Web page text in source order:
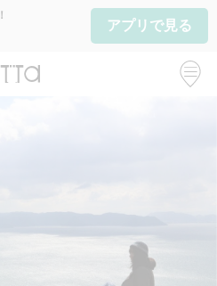
アプリで見る